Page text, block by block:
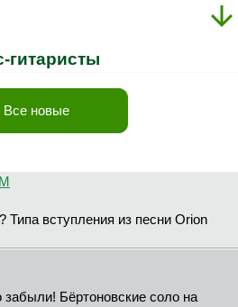
гитаристы
Все новые
Типа вступления из песни Orion
Бёртоновские соло на